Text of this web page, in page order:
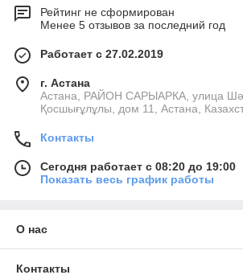
Рейтинг не сформирован
Менее 5 отзывов за последний год
Работает с 27.02.2019
г. Астана
Астана, РАЙОН САРЫАРКА, улица
Қосшығұлұлы, дом 11, Астана,
Контакты
Сегодня работает с 08:20 до 19:00
Показать весь график работы
О нас
Контакты